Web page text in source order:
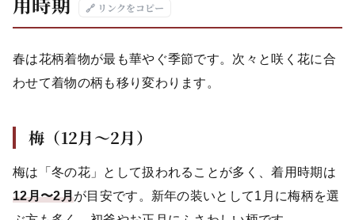
🔗 リンクをコピー
春は花柄着物が最も華やぐ季節です。次々と咲く花に合
わせて着物の柄も移り変わります。
梅（12月〜2月）
梅は「冬の花」として扱われることが多く、着用時期は
12月〜2月が目安です。新年の装いとして1月に梅柄を選